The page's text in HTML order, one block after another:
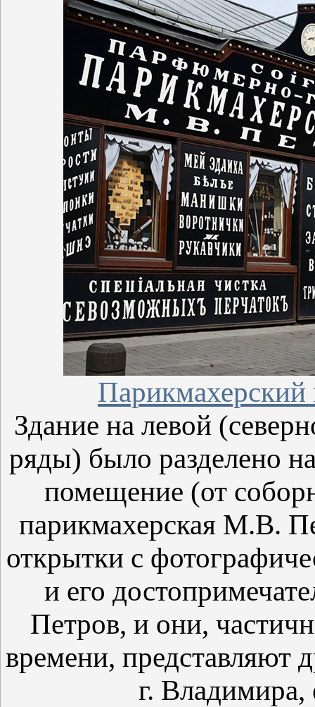
Здание на левой
ряды) было разделено
помещение (от
парикмахерская М.В.
открытки с
и его
Петров, и они,
времени, представляют
г. Владимира,